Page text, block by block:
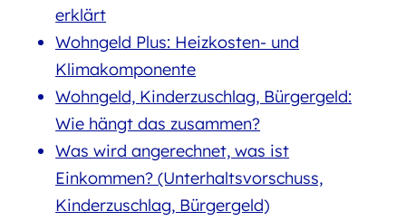
erklärt
Wohngeld Plus: Heizkosten- und
Klimakomponente
Wohngeld, Kinderzuschlag, Bürgergeld:
Wie hängt das zusammen?
Was wird angerechnet, was ist
Einkommen? (Unterhaltsvorschuss,
Kinderzuschlag, Bürgergeld)